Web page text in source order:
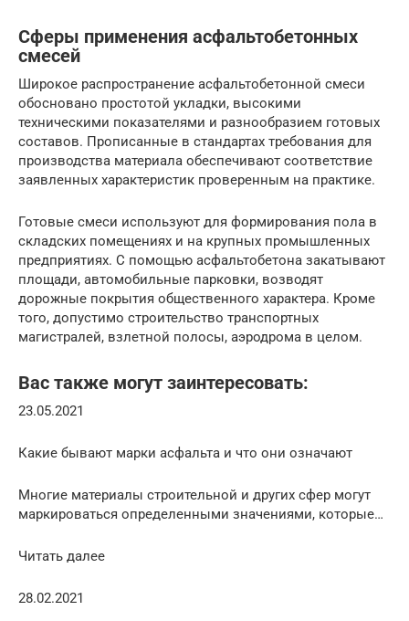
Сферы применения асфальтобетонных
смесей
Широкое распространение асфальтобетонной смеси
обосновано простотой укладки, высокими
техническими показателями и разнообразием готовых
составов. Прописанные в стандартах требования для
производства материала обеспечивают соответствие
заявленных характеристик проверенным на практике.
Готовые смеси используют для формирования пола в
складских помещениях и на крупных промышленных
предприятиях. С помощью асфальтобетона закатывают
площади, автомобильные парковки, возводят
дорожные покрытия общественного характера. Кроме
того, допустимо строительство транспортных
магистралей, взлетной полосы, аэродрома в целом.
Вас также могут заинтересовать:
23.05.2021
Какие бывают марки асфальта и что они означают
Многие материалы строительной и других сфер могут
маркироваться определенными значениями, которые…
Читать далее
28.02.2021